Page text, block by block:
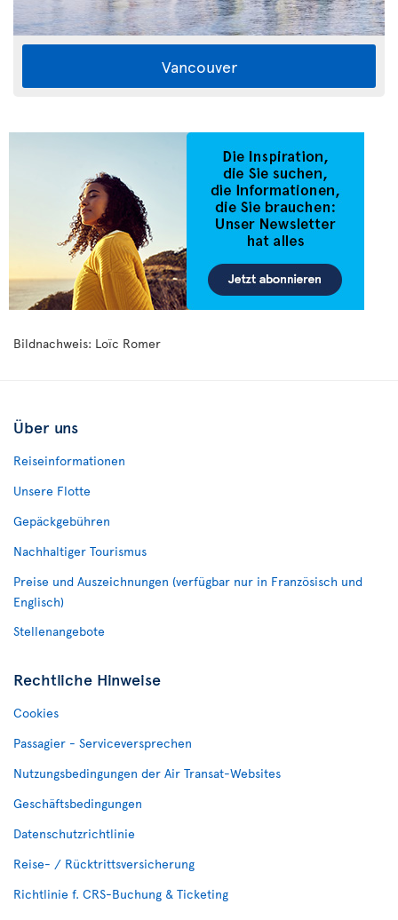
Vancouver
Bildnachweis: Loïc Romer
Über uns
Reiseinformationen
Unsere Flotte
Gepäckgebühren
Nachhaltiger Tourismus
Preise und Auszeichnungen (verfügbar nur in Französisch und
Englisch)
Stellenangebote
Rechtliche Hinweise
Cookies
Passagier - Serviceversprechen
Nutzungsbedingungen der Air Transat-Websites
Geschäftsbedingungen
Datenschutzrichtlinie
Reise- / Rücktrittsversicherung
Richtlinie f. CRS-Buchung & Ticketing